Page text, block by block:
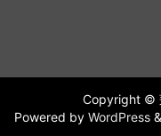
Copyright ©
Powered by WordPress &